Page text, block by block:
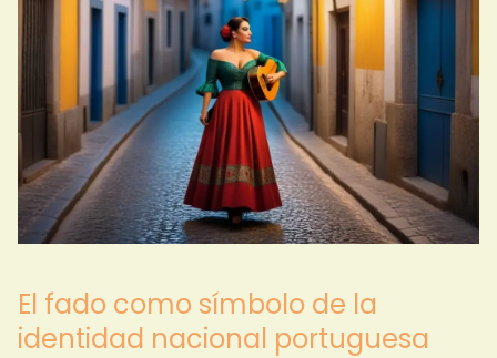
El fado como símbolo de la
identidad nacional portuguesa